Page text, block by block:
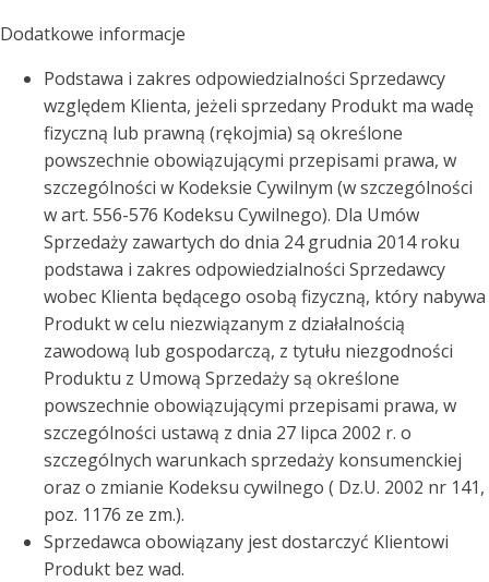
Dodatkowe informacje
Podstawa i zakres odpowiedzialności Sprzedawcy
względem Klienta, jeżeli sprzedany Produkt ma wadę
fizyczną lub prawną (rękojmia) są określone
powszechnie obowiązującymi przepisami prawa, w
szczególności w Kodeksie Cywilnym (w szczególności
w art. 556-576 Kodeksu Cywilnego). Dla Umów
Sprzedaży zawartych do dnia 24 grudnia 2014 roku
podstawa i zakres odpowiedzialności Sprzedawcy
wobec Klienta będącego osobą fizyczną, który nabywa
Produkt w celu niezwiązanym z działalnością
zawodową lub gospodarczą, z tytułu niezgodności
Produktu z Umową Sprzedaży są określone
powszechnie obowiązującymi przepisami prawa, w
szczególności ustawą z dnia 27 lipca 2002 r. o
szczególnych warunkach sprzedaży konsumenckiej
oraz o zmianie Kodeksu cywilnego ( Dz.U. 2002 nr 141,
poz. 1176 ze zm.).
Sprzedawca obowiązany jest dostarczyć Klientowi
Produkt bez wad.